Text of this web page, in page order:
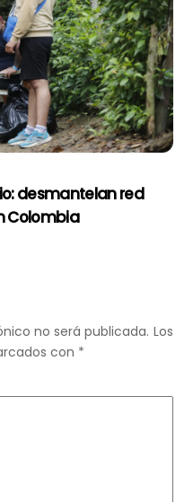
desmantelan red
Colombia
no será publicada. Los
con *